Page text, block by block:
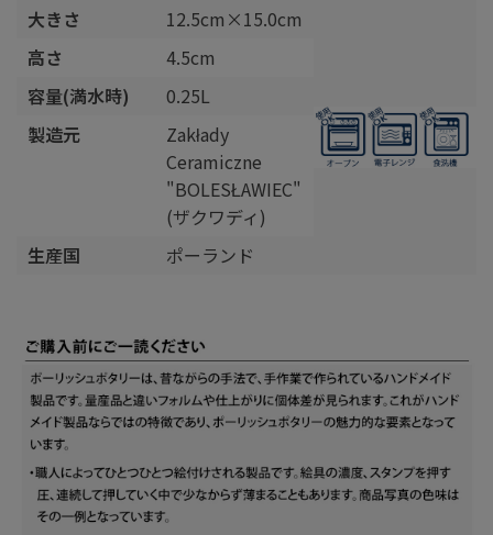
大きさ
12.5cm×15.0cm
高さ
4.5cm
容量(満水時)
0.25L
製造元
Zakłady
Ceramiczne
"BOLESŁAWIEC"
(ザクワディ)
生産国
ポーランド